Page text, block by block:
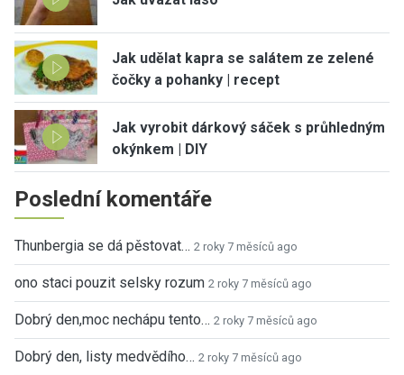
Jak udělat kapra se salátem ze zelené
čočky a pohanky | recept
Jak vyrobit dárkový sáček s průhledným
okýnkem | DIY
Poslední komentáře
Thunbergia se dá pěstovat… 2 roky 7 měsíců ago
ono staci pouzit selsky rozum 2 roky 7 měsíců ago
Dobrý den,moc nechápu tento… 2 roky 7 měsíců ago
Dobrý den, listy medvědího… 2 roky 7 měsíců ago